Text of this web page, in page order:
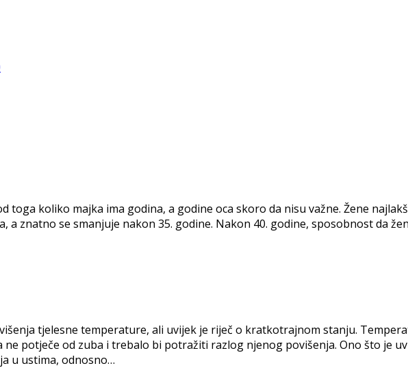
koliko majka ima godina, a godine oca skoro da nisu važne. Žene
a znatno se smanjuje nakon 35. godine. Nakon 40. godine, sposobnost da
tjelesne temperature, ali uvijek je riječ o kratkotrajnom stanju.
potječe od zuba i trebalo bi potražiti razlog njenog povišenja. Ono što je
u ustima, odnosno…